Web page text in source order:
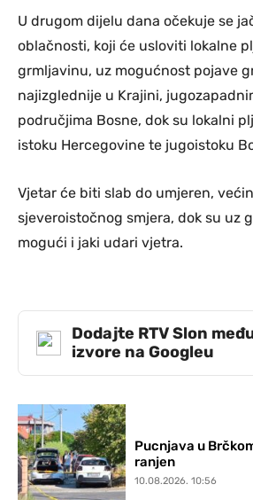
U drugom dijelu dana očekuje se
oblačnosti, koji će usloviti lokalne
grmljavinu, uz mogućnost pojave
najizglednije u Krajini,
područjima Bosne, dok su lokalni
istoku Hercegovine te jugoistoku
Vjetar će biti slab do umjeren,
sjeveroistočnog smjera, dok su uz
mogući i jaki udari vjetra.
Dodajte RTV Slon
izvore na Googleu
Pucnjava u
ranjen
10.08.2026. 10:56